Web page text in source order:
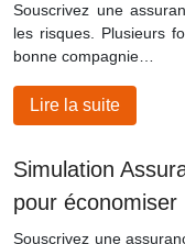
Souscrivez une
les risques. Plusieurs
bonne compagnie…
Lire la suite
Simulation
pour économiser
Souscrivez une